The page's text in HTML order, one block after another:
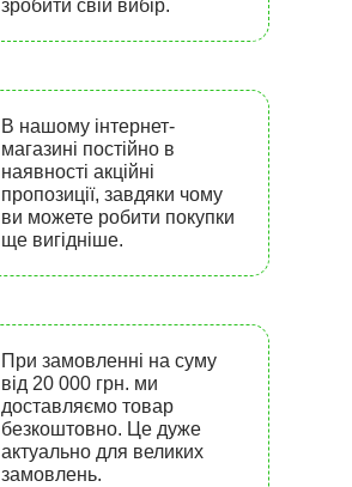
зробити свій вибір.
В нашому інтернет-
магазині постійно в
наявності акційні
пропозиції, завдяки чому
ви можете робити покупки
ще вигідніше.
При замовленні на суму
від 20 000 грн. ми
доставляємо товар
безкоштовно. Це дуже
актуально для великих
замовлень.